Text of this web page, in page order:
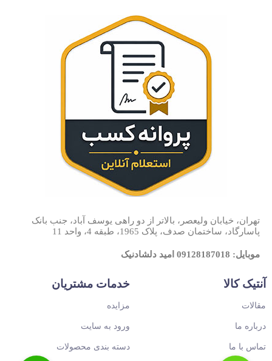
تهران، خیابان ولیعصر، بالاتر از دو راهی یوسف آباد، جنب بانک
پاسارگاد، ساختمان صدف، پلاک 1965، طبقه 4، واحد 11
موبایل: 09128187018 امید دلشادنیک
آنتیک کالا
مقالات
درباره ما
تماس با ما
خدمات مشتریان
مزایده
ورود به سایت
دسته بندی محصولات